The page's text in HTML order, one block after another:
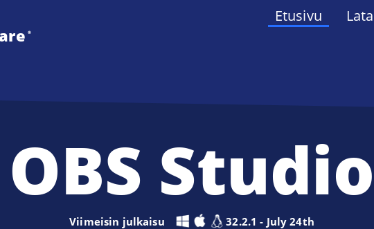
®️
Etusivu
OBS Studio
Viimeisin julkaisu 32.2.1 - July 24th